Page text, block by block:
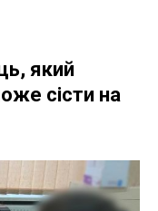
який
сісти на